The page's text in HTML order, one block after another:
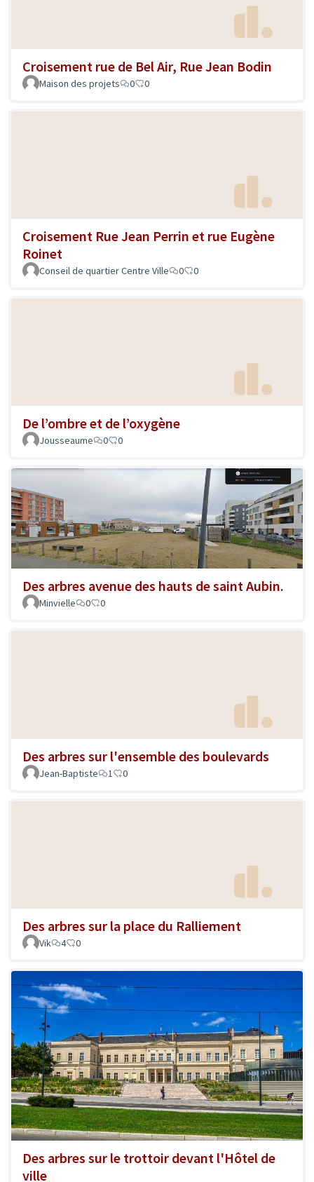
Croisement rue de Bel Air, Rue Jean Bodin
Maison des projets 0 0
Croisement Rue Jean Perrin et rue Eugène
Roinet
Conseil de quartier Centre Ville 0 0
De l’ombre et de l’oxygène
Jousseaume 0 0
Des arbres avenue des hauts de saint Aubin.
Minvielle 0 0
Des arbres sur l'ensemble des boulevards
Jean-Baptiste 1 0
Des arbres sur la place du Ralliement
Vik 4 0
Des arbres sur le trottoir devant l'Hôtel de
ville